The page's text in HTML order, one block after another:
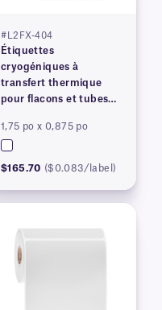
#L2FX-404
Étiquettes
cryogéniques à
transfert thermique
pour flacons et tubes
1,75 po x 0,875 po
$165.70 ($0.083/label)